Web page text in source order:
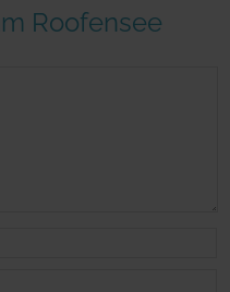
Roofensee